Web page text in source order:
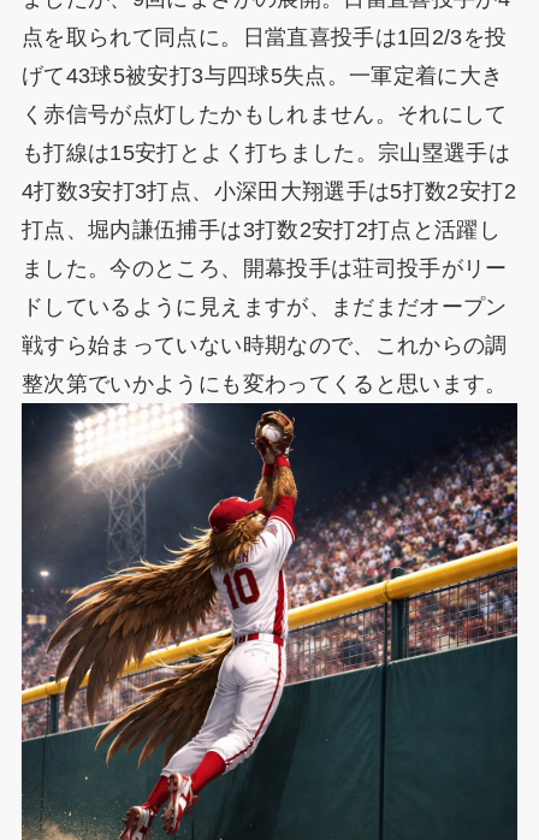
点を取られて同点に。日當直喜投手は1回2/3を投
げて43球5被安打3与四球5失点。一軍定着に大き
く赤信号が点灯したかもしれません。それにして
も打線は15安打とよく打ちました。宗山塁選手は
4打数3安打3打点、小深田大翔選手は5打数2安打2
打点、堀内謙伍捕手は3打数2安打2打点と活躍し
ました。今のところ、開幕投手は荘司投手がリー
ドしているように見えますが、まだまだオープン
戦すら始まっていない時期なので、これからの調
整次第でいかようにも変わってくると思います。